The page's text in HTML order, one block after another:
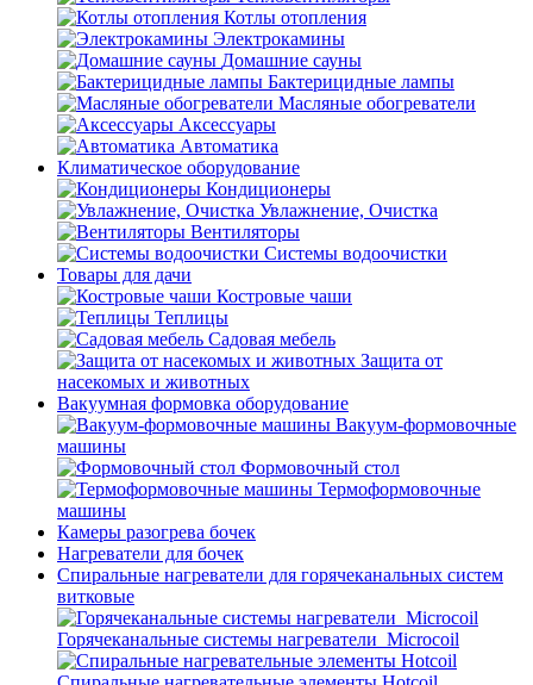
Котлы отопления
Электрокамины
Домашние сауны
Бактерицидные лампы
Масляные обогреватели
Аксессуары
Автоматика
Климатическое оборудование
Кондиционеры
Увлажнение, Очистка
Вентиляторы
Системы водоочистки
Товары для дачи
Костровые чаши
Теплицы
Садовая мебель
Защита от
насекомых и животных
Вакуумная формовка оборудование
Вакуум-формовочные
машины
Формовочный стол
Термоформовочные
машины
Камеры разогрева бочек
Нагреватели для бочек
Спиральные нагреватели для горячеканальных систем
витковые
Горячеканальные системы нагреватели_Microcoil